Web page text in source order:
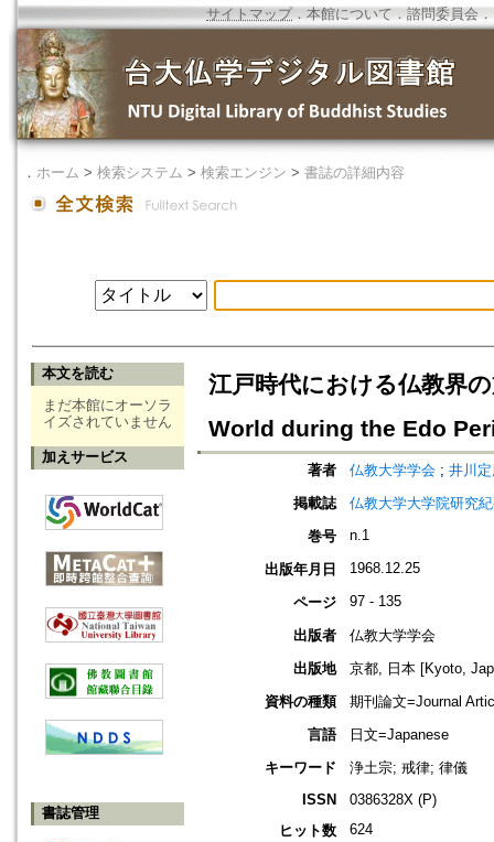
サイトマップ．本館について ． 諮問委員会 ．
． ホーム > 検索システム > 検索エンジン > 書誌の詳細内容
本文を読む
まだ本館にオーソラ
イズされていません
加えサービス
書誌管理
江戸時代における仏教界
World during the Edo
著者 仏教大学学会 ; 井川
掲載誌
仏教大学大学院研究
巻号
n.1
出版年月日 1968.12.25
ページ 97 - 135
出版者
仏教大学学会
出版地
京都, 日本 [Kyoto,
資料の種類
期刊論文=Journal
言語
日文=Japanese
キーワード
浄土宗; 戒律; 律儀
ISSN
0386328X (P)
ヒット数
624